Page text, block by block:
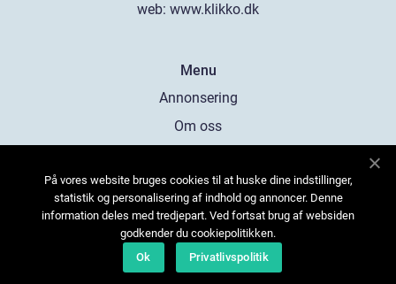
web: www.klikko.dk
Menu
Annonsering
Om oss
Kontakta oss
Sitemap
På vores website bruges cookies til at huske dine indstillinger,
statistik og personalisering af indhold og annoncer. Denne
information deles med tredjepart. Ved fortsat brug af websiden
godkender du cookiepolitikken.
Ok
Privatlivspolitik